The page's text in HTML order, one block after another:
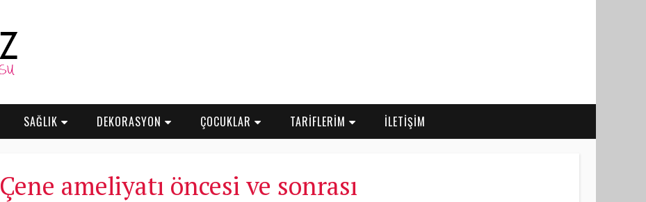
SAĞLIK DEKORASYON ÇOCUKLAR TARİFLERİM İLETİŞİM
Çene ameliyatı öncesi ve sonrası